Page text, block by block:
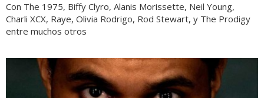
Con The 1975, Biffy Clyro, Alanis Morissette, Neil Young,
Charli XCX, Raye, Olivia Rodrigo, Rod Stewart, y The Prodigy
entre muchos otros